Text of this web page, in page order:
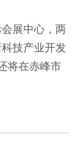
展中心，两
技产业开发
将在赤峰市